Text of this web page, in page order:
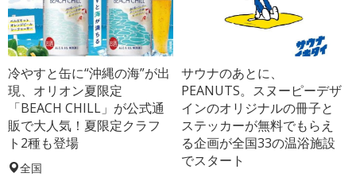
冷やすと缶に“沖縄の海”が出
現、オリオン夏限定
「BEACH CHILL」が公式通
販で大人気！夏限定クラフ
ト2種も登場
全国
サウナのあとに、
PEANUTS。スヌーピーデザ
インのオリジナルの冊子と
ステッカーが無料でもらえ
る企画が全国33の温浴施設
でスタート